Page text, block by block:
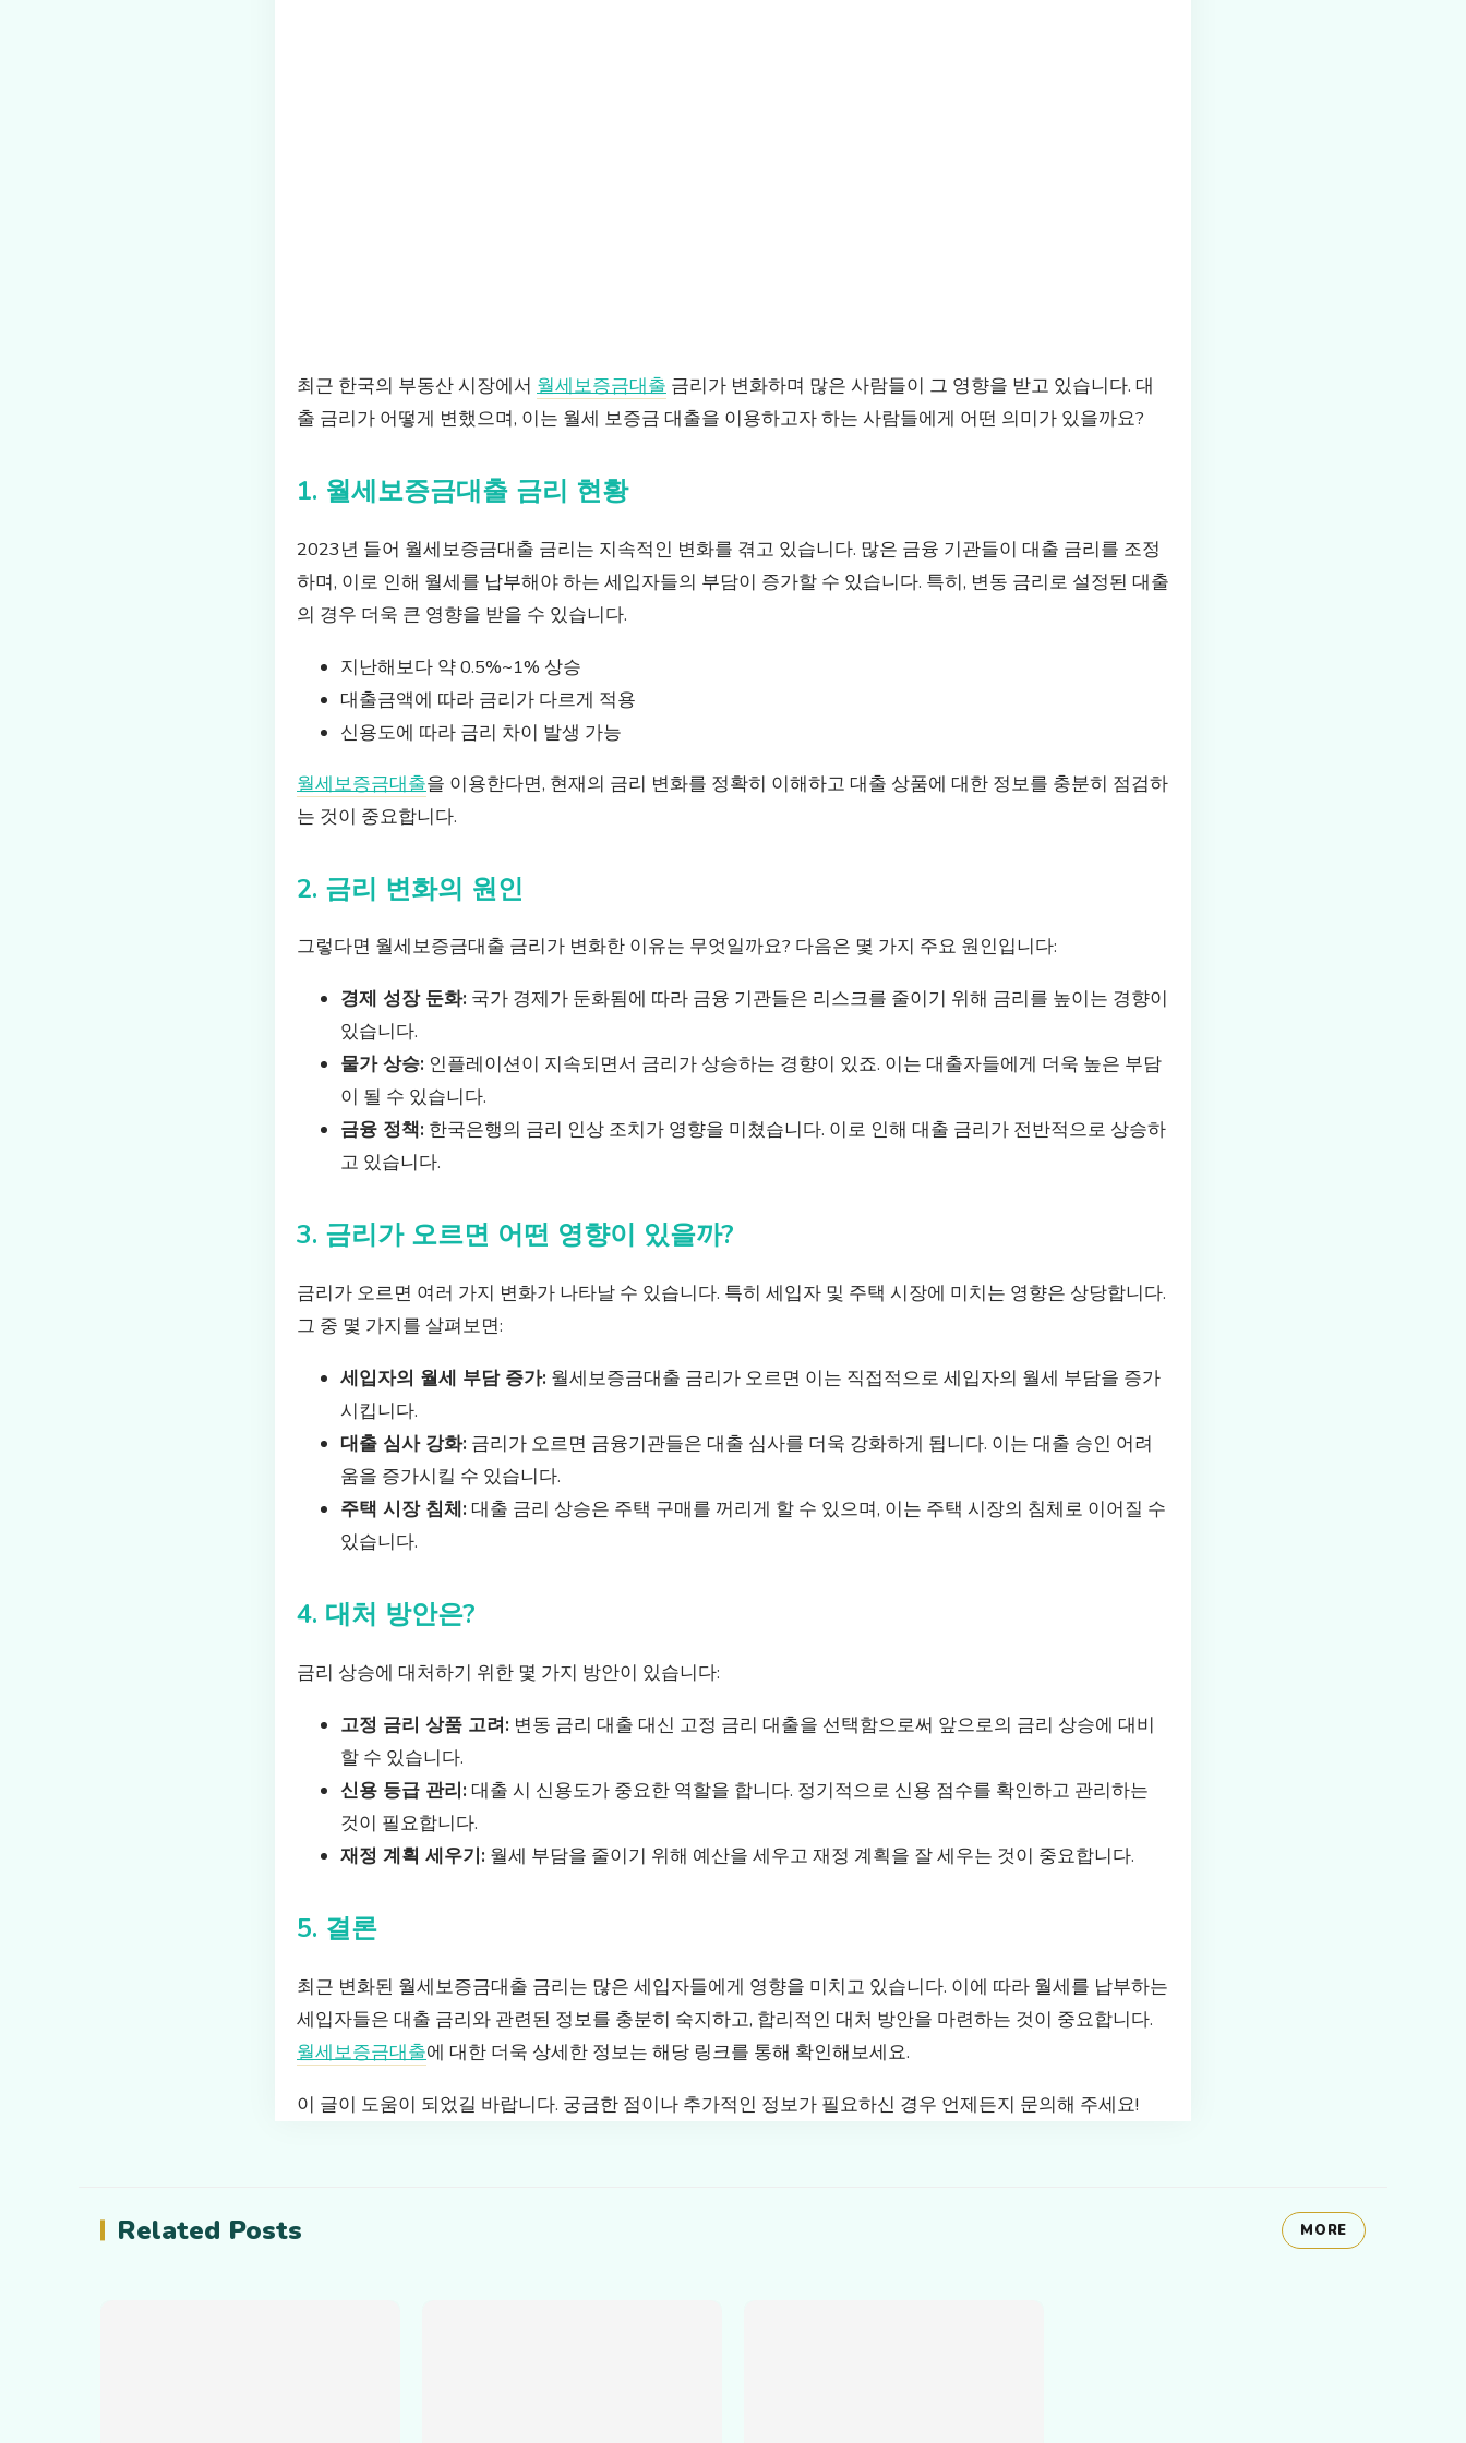
최근 한국의 부동산 시장에서 월세보증금대출 금리가 변화하며 많은 사람들이 그 영향을 받고 있습니다. 대
출 금리가 어떻게 변했으며, 이는 월세 보증금 대출을 이용하고자 하는 사람들에게 어떤 의미가 있을까요?
1. 월세보증금대출 금리 현황
2023년 들어 월세보증금대출 금리는 지속적인 변화를 겪고 있습니다. 많은 금융 기관들이 대출 금리를 조정
하며, 이로 인해 월세를 납부해야 하는 세입자들의 부담이 증가할 수 있습니다. 특히, 변동 금리로 설정된 대출
의 경우 더욱 큰 영향을 받을 수 있습니다.
지난해보다 약 0.5%~1% 상승
대출금액에 따라 금리가 다르게 적용
신용도에 따라 금리 차이 발생 가능
월세보증금대출을 이용한다면, 현재의 금리 변화를 정확히 이해하고 대출 상품에 대한 정보를 충분히 점검하
는 것이 중요합니다.
2. 금리 변화의 원인
그렇다면 월세보증금대출 금리가 변화한 이유는 무엇일까요? 다음은 몇 가지 주요 원인입니다:
경제 성장 둔화: 국가 경제가 둔화됨에 따라 금융 기관들은 리스크를 줄이기 위해 금리를 높이는 경향이
있습니다.
물가 상승: 인플레이션이 지속되면서 금리가 상승하는 경향이 있죠. 이는 대출자들에게 더욱 높은 부담
이 될 수 있습니다.
금융 정책: 한국은행의 금리 인상 조치가 영향을 미쳤습니다. 이로 인해 대출 금리가 전반적으로 상승하
고 있습니다.
3. 금리가 오르면 어떤 영향이 있을까?
금리가 오르면 여러 가지 변화가 나타날 수 있습니다. 특히 세입자 및 주택 시장에 미치는 영향은 상당합니다.
그 중 몇 가지를 살펴보면:
세입자의 월세 부담 증가: 월세보증금대출 금리가 오르면 이는 직접적으로 세입자의 월세 부담을 증가
시킵니다.
대출 심사 강화: 금리가 오르면 금융기관들은 대출 심사를 더욱 강화하게 됩니다. 이는 대출 승인 어려
움을 증가시킬 수 있습니다.
주택 시장 침체: 대출 금리 상승은 주택 구매를 꺼리게 할 수 있으며, 이는 주택 시장의 침체로 이어질 수
있습니다.
4. 대처 방안은?
금리 상승에 대처하기 위한 몇 가지 방안이 있습니다:
고정 금리 상품 고려: 변동 금리 대출 대신 고정 금리 대출을 선택함으로써 앞으로의 금리 상승에 대비
할 수 있습니다.
신용 등급 관리: 대출 시 신용도가 중요한 역할을 합니다. 정기적으로 신용 점수를 확인하고 관리하는
것이 필요합니다.
재정 계획 세우기: 월세 부담을 줄이기 위해 예산을 세우고 재정 계획을 잘 세우는 것이 중요합니다.
5. 결론
최근 변화된 월세보증금대출 금리는 많은 세입자들에게 영향을 미치고 있습니다. 이에 따라 월세를 납부하는
세입자들은 대출 금리와 관련된 정보를 충분히 숙지하고, 합리적인 대처 방안을 마련하는 것이 중요합니다.
월세보증금대출에 대한 더욱 상세한 정보는 해당 링크를 통해 확인해보세요.
이 글이 도움이 되었길 바랍니다. 궁금한 점이나 추가적인 정보가 필요하신 경우 언제든지 문의해 주세요!
Related Posts MORE